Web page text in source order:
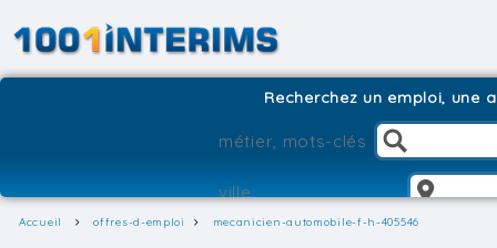
Recherchez un emploi, une
Accueil offres-d-emploi mecanicien-automobile-f-h-405546